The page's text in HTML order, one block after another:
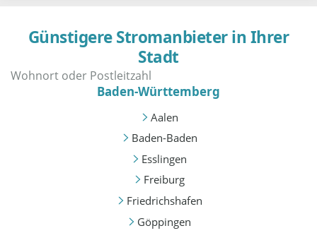
Günstigere Stromanbieter in Ihrer
Stadt
Baden-Württemberg
Aalen
Baden-Baden
Esslingen
Freiburg
Friedrichshafen
Göppingen